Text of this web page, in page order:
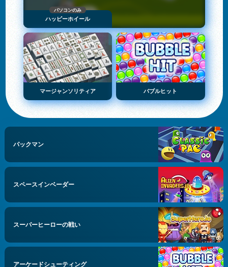
パソコンのみ
ハッピーホイール
マージャンソリティア バブルヒット
パックマン
スペースインベーダー
スーパーヒーローの戦い
アーケードシューティング